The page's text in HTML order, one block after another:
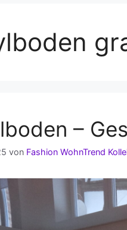
–
von Fashion WohnTrend